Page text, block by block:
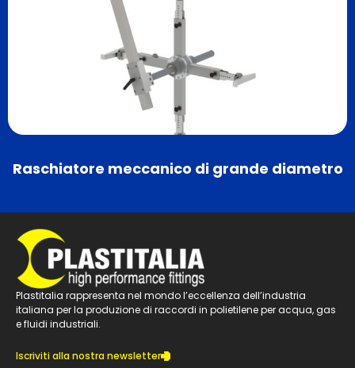
Raschiatore meccanico di grande diametro
Plastitalia rappresenta nel mondo l’eccellenza dell’industria
italiana per la produzione di raccordi in polietilene per acqua, gas
e fluidi industriali.
Iscriviti alla nostra newsletter